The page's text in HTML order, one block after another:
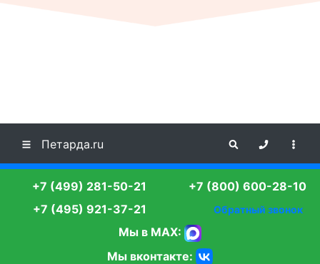
Петарда.ru
+7 (499) 281-50-21
+7 (495) 921-37-21
+7 (800) 600-28-10
Обратный звонок
Мы в MAX:
Мы вконтакте: